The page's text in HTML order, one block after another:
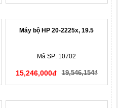
Máy bộ HP 20-2225x, 19.5
Mã SP: 10702
15,246,000đ 19,546,154₫